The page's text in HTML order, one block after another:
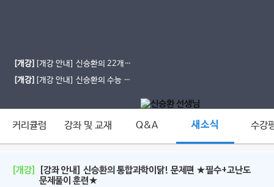
[개강] [개강 안내] 신승환의 22개정
물리학 ★맞물리다★
[개강] [개강 안내] 신승환의 수능 통
커리큘럼 강좌 및 교재 Q&A 새소식 수강
[개강]
[강좌 안내] 신승환의 통합과학이닭! 문제편 ★필수+고난도
문제풀이 훈련★